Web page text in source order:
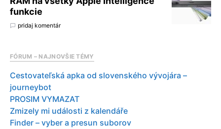
funkcie
pridaj komentár
FÓRUM – NAJNOVŠIE TÉMY
Cestovateľská apka od slovenského vývojára –
journeybot
PROSIM VYMAZAT
Zmizely mi události z kalendáře
Finder – vyber a presun suborov